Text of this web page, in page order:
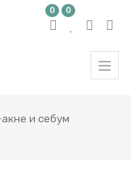
0 0
и себум